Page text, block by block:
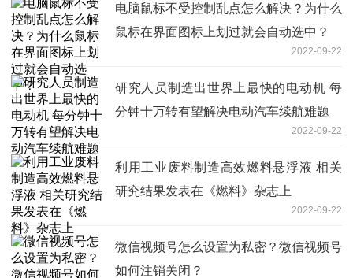
电脑鼠标不受控制乱点怎么解决？为什么
鼠标在界面图标上划过就会自动选中？
2022-09-22
研究人员制造出世界上最快的电动机 每
分钟十万转有望解决电动汽车续航难题
2022-09-22
利用工业废料制造高效燃料悬浮液 相关
研究结果发表在《燃料》杂志上
2022-09-22
微信视频号怎么设置为私密？微信视频号
如何注销关闭？